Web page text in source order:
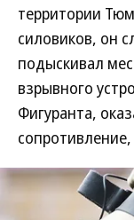
территории
силовиков, он
подыскивал
взрывного
Фигуранта,